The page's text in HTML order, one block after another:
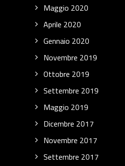
Maggio 2020
Aprile 2020
Gennaio 2020
Novembre 2019
Ottobre 2019
Settembre 2019
Maggio 2019
Dicembre 2017
Novembre 2017
Settembre 2017